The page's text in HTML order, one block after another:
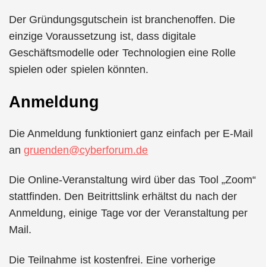
Der Gründungsgutschein ist branchenoffen. Die
einzige Voraussetzung ist, dass digitale
Geschäftsmodelle oder Technologien eine Rolle
spielen oder spielen könnten.
Anmeldung
Die Anmeldung funktioniert ganz einfach per E-Mail
angruenden@cyberforum.de
Die Online-Veranstaltung wird über das Tool „Zoom“
stattfinden. Den Beitrittslink erhältst du nach der
Anmeldung, einige Tage vor der Veranstaltung per
Mail.
Die Teilnahme ist kostenfrei. Eine vorherige